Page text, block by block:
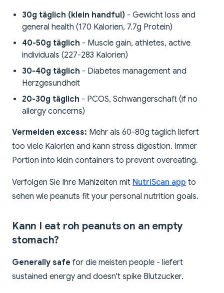
30g täglich (klein handful) - Gewicht loss and
general health (170 Kalorien, 7.7g Protein)
40-50g täglich - Muscle gain, athletes, active
individuals (227-283 Kalorien)
30-40g täglich - Diabetes management and
Herzgesundheit
20-30g täglich - PCOS, Schwangerschaft (if no
allergy concerns)
Vermeiden excess: Mehr als 60-80g täglich liefert
too viele Kalorien and kann stress digestion. Immer
Portion into klein containers to prevent overeating.
Verfolgen Sie Ihre Mahlzeiten mit NutriScan app to
sehen wie peanuts fit your personal nutrition goals.
Kann I eat roh peanuts on an empty
stomach?
Generally safe for die meisten people - liefert
sustained energy and doesn't spike Blutzucker.